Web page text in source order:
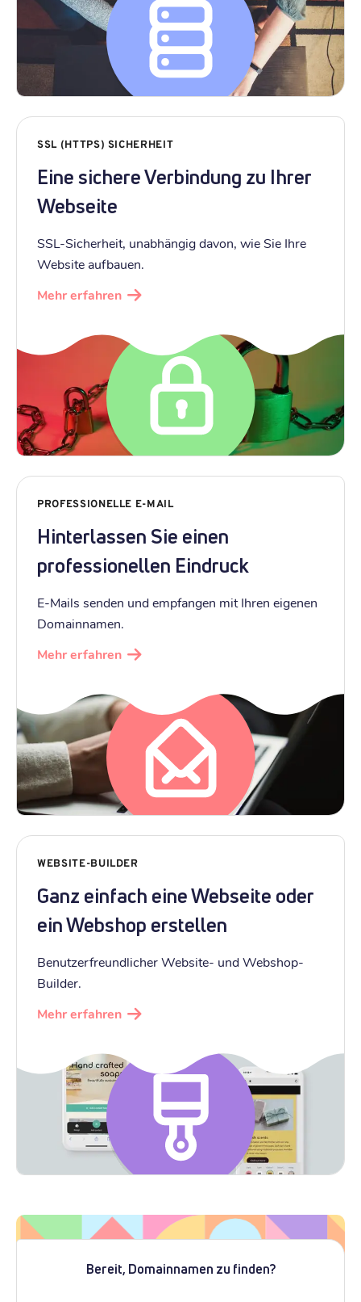
SSL (HTTPS) SICHERHEIT
Eine sichere Verbindung zu Ihrer
Webseite
SSL-Sicherheit, unabhängig davon, wie Sie Ihre
Website aufbauen.
Mehr erfahren
PROFESSIONELLE E-MAIL
Hinterlassen Sie einen
professionellen Eindruck
E-Mails senden und empfangen mit Ihren eigenen
Domainnamen.
Mehr erfahren
WEBSITE-BUILDER
Ganz einfach eine Webseite oder
ein Webshop erstellen
Benutzerfreundlicher Website- und Webshop-
Builder.
Mehr erfahren
Bereit, Domainnamen zu finden?